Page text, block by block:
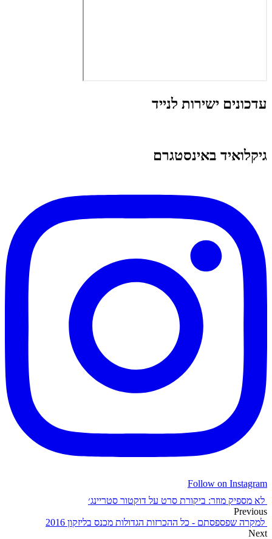
עדכונים ישירות לנייד
גיקלואיד באינסטגרם
Follow on Instagram
לא מספיק מוזר: ביקורת סרט על דוקטור סטריינג׳
Previous
למקרה שפספסתם - כל ההכרזות הגדולות מכנס בליזקון 2016
Next